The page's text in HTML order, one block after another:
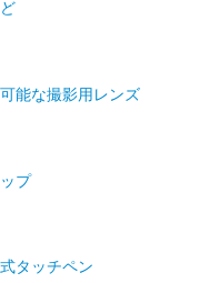
能な撮影用レンズ
プ
タッチペン